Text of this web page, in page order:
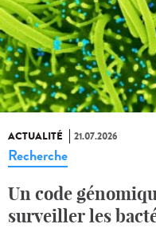
ACTUALITÉ 21.07.2026
Recherche
Un code
surveiller les